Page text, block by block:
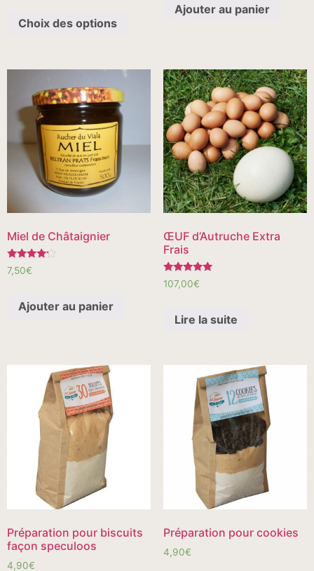
Choix des options
Ajouter au panier
Miel de Châtaignier
Note
4.00
7,50€
Ajouter au panier
ŒUF d’Autruche Extra
Frais
Note
5.00
107,00€
Lire la suite
Préparation pour biscuits
façon speculoos
4,90€
Préparation pour cookies
4,90€